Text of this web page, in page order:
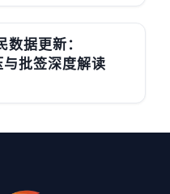
据更新：
批签深度解读